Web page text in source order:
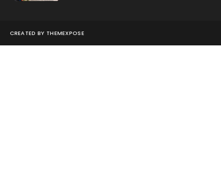
CREATED BY THEMEXPOSE